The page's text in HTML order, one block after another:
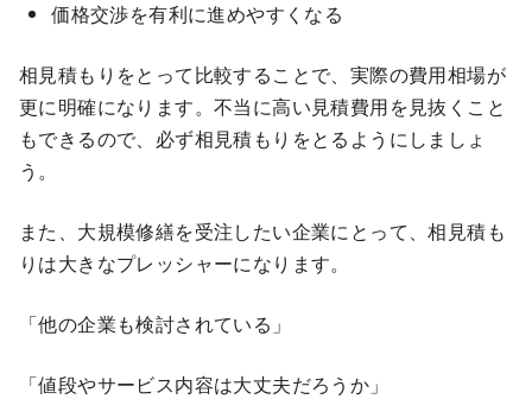
価格交渉を有利に進めやすくなる
相見積もりをとって比較することで、実際の費用相場が
更に明確になります。不当に高い見積費用を見抜くこと
もできるので、必ず相見積もりをとるようにしましょ
う。
また、大規模修繕を受注したい企業にとって、相見積も
りは大きなプレッシャーになります。
「他の企業も検討されている」
「値段やサービス内容は大丈夫だろうか」